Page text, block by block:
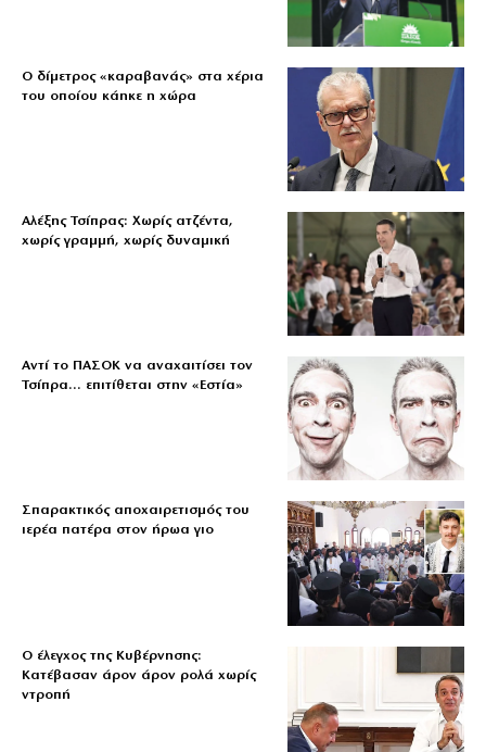
Ο δίμετρος «καραβανάς» στα χέρια
του οποίου κάηκε η χώρα
Αλέξης Τσίπρας: Χωρίς ατζέντα,
χωρίς γραμμή, χωρίς δυναμική
Αντί το ΠΑΣΟΚ να αναχαιτίσει τον
Τσίπρα… επιτίθεται στην «Εστία»
Σπαρακτικός αποχαιρετισμός του
ιερέα πατέρα στον ήρωα γιο
Ο έλεγχος της Κυβέρνησης:
Κατέβασαν άρον άρον ρολά χωρίς
ντροπή